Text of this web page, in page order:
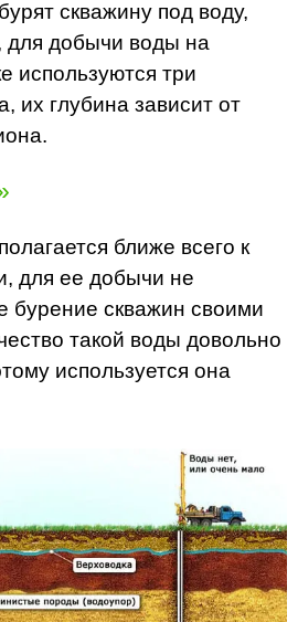
скважину под воду,
для добычи воды на
используются три
их глубина зависит от
ближе всего к
для ее добычи не
бурение скважин своими
такой воды довольно
используется она